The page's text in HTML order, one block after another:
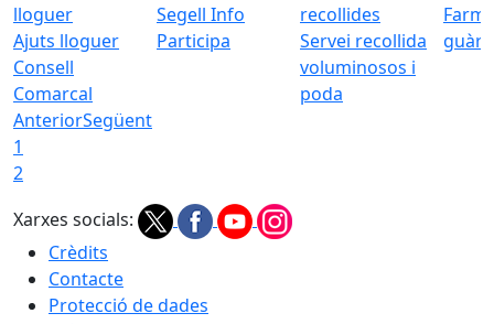
Ajuts lloguer
Consell
Comarcal
Segell Info
Participa
Servei recollida
voluminosos i
poda
AnteriorSegüent
1
2
Xarxes socials:
Crèdits
Contacte
Protecció de dades